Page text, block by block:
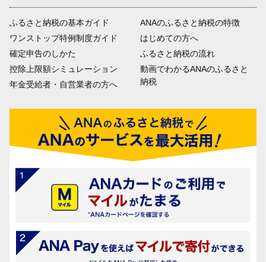
ふるさと納税の基本ガイド
ワンストップ特例制度ガイド
確定申告のしかた
控除上限額シミュレーション
年金受給者・自営業者の方へ
ANAのふるさと納税の特徴
はじめての方へ
ふるさと納税の流れ
動画でわかるANAのふるさと
納税